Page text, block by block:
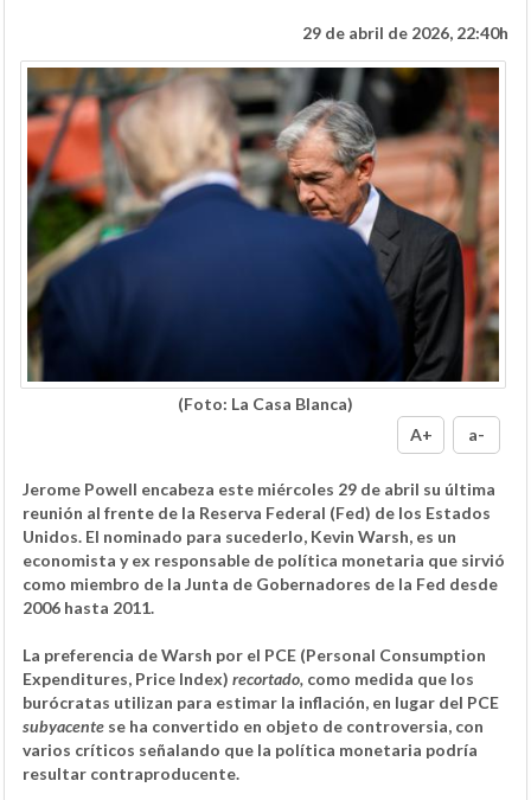
29 de abril de 2026, 22:40h
(Foto: La Casa Blanca)
A+
a-
Jerome Powell encabeza este miércoles 29 de abril su última
reunión al frente de la Reserva Federal (Fed) de los Estados
Unidos. El nominado para sucederlo, Kevin Warsh, es un
economista y ex responsable de política monetaria que sirvió
como miembro de la Junta de Gobernadores de la Fed desde
2006 hasta 2011.
La preferencia de Warsh por el PCE (Personal Consumption
Expenditures, Price Index) recortado, como medida que los
burócratas utilizan para estimar la inflación, en lugar del PCE
subyacente se ha convertido en objeto de controversia, con
varios críticos señalando que la política monetaria podría
resultar contraproducente.